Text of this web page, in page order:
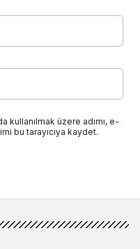
kullanılmak üzere adımı, e-
bu tarayıcıya kaydet.